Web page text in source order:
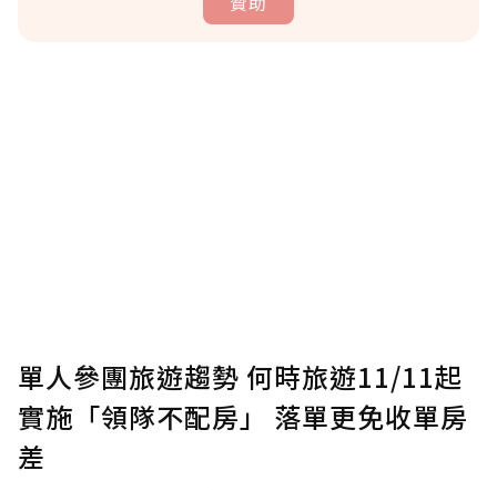
確認送出
單人參團旅遊趨勢 何時旅遊11/11起
實施「領隊不配房」 落單更免收單房
差